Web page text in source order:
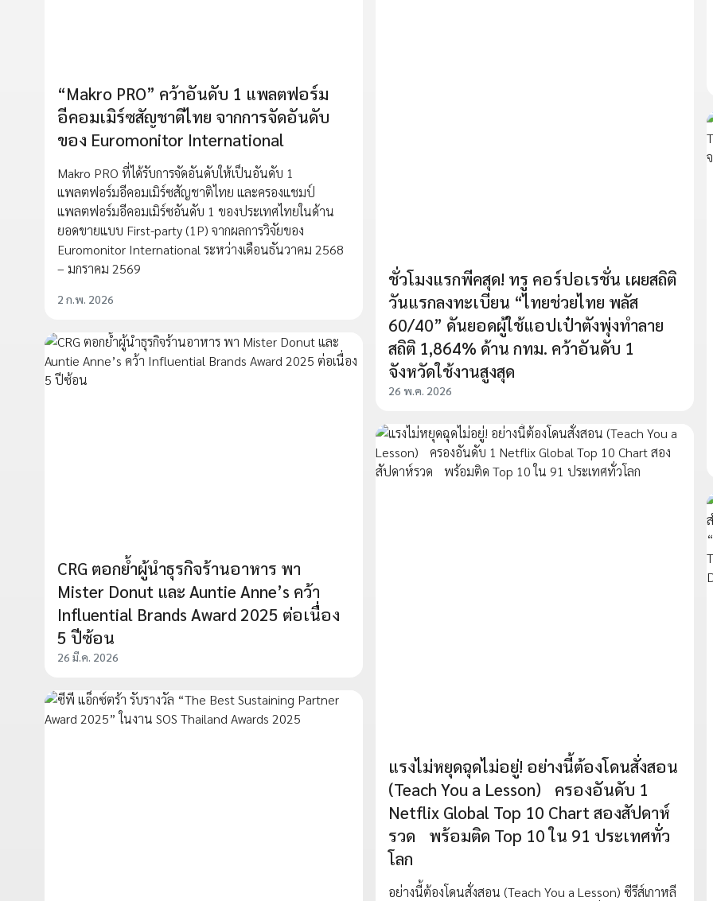
“Makro PRO” คว้าอันดับ 1 แพลตฟอร์ม
อีคอมเมิร์ซสัญชาติไทย จากการจัดอันดับ
ของ Euromonitor International
Makro PRO ที่ได้รับการจัดอันดับให้เป็นอันดับ 1
แพลตฟอร์มอีคอมเมิร์ซสัญชาติไทย และครองแชมป์
แพลตฟอร์มอีคอมเมิร์ซอันดับ 1 ของประเทศไทยในด้าน
ยอดขายแบบ First-party (1P) จากผลการวิจัยของ
Euromonitor International ระหว่างเดือนธันวาคม 2568
– มกราคม 2569
2 ก.พ. 2026
ชั่วโมงแรกพีคสุด! ทรู คอร์ปอเรชั่น เผยสถิติ
วันแรกลงทะเบียน “ไทยช่วยไทย พลัส
60/40” ดันยอดผู้ใช้แอปเป๋าตังพุ่งทำลาย
สถิติ 1,864% ด้าน กทม. คว้าอันดับ 1
จังหวัดใช้งานสูงสุด
26 พ.ค. 2026
CRG ตอกย้ำผู้นำธุรกิจร้านอาหาร พา
Mister Donut และ Auntie Anne’s คว้า
Influential Brands Award 2025 ต่อเนื่อง
5 ปีซ้อน
26 มี.ค. 2026
แรงไม่หยุดฉุดไม่อยู่! อย่างนี้ต้องโดนสั่งสอน
(Teach You a Lesson) ครองอันดับ 1
Netflix Global Top 10 Chart สองสัปดาห์
รวด พร้อมติด Top 10 ใน 91 ประเทศทั่ว
โลก
อย่างนี้ต้องโดนสั่งสอน (Teach You a Lesson) ซีรีส์เกาหลี